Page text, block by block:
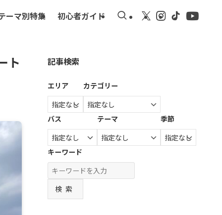
ーマ別特集 初心者ガイド
ト 記事検索
エリア カテゴリー
バス テーマ 季節
キーワード
検索